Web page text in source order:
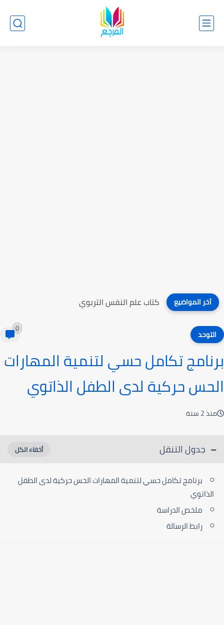
آخر المواضيع كتاب علم النفس التربوي
التوحد 0
برنامج تكامل حسي لتنمية المهارات
الحس حركية لدى الطفل الذاتوي
منذ 2 سنة
جدول التنقل
برنامج تكامل حسي لتنمية المهارات الحس حركية لدى الطفل
الذاتوي
ملخص الدراسة
رابط الرسالة